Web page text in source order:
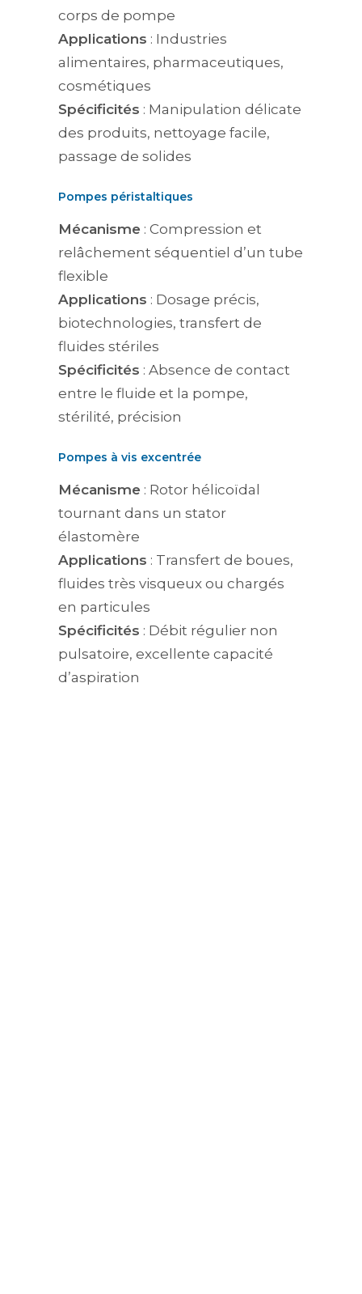
corps de pompe
Applications : Industries
alimentaires, pharmaceutiques,
cosmétiques
Spécificités : Manipulation délicate
des produits, nettoyage facile,
passage de solides
Pompes péristaltiques
Mécanisme : Compression et
relâchement séquentiel d’un tube
flexible
Applications : Dosage précis,
biotechnologies, transfert de
fluides stériles
Spécificités : Absence de contact
entre le fluide et la pompe,
stérilité, précision
Pompes à vis excentrée
Mécanisme : Rotor hélicoïdal
tournant dans un stator
élastomère
Applications : Transfert de boues,
fluides très visqueux ou chargés
en particules
Spécificités : Débit régulier non
pulsatoire, excellente capacité
d’aspiration